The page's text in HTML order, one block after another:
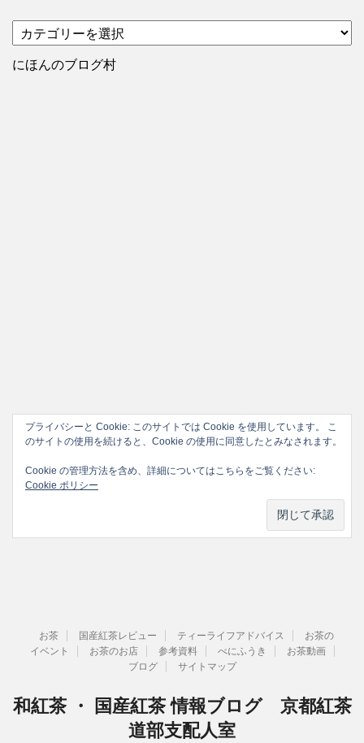
テ
ゴ
にほんのブログ村
プライバシーと Cookie: このサイトでは Cookie を使用しています。 こ
のサイトの使用を続けると、Cookie の使用に同意したとみなされます。
Cookie の管理方法を含め、詳細についてはこちらをご覧ください:
Cookie ポリシー
お茶 国産紅茶レビュー ティーライフアドバイス
お茶の
イベント
お茶のお店 参考資料 べにふうき
お茶動画
ブログ
サイトマップ
和紅茶 ・ 国産紅茶 情報ブログ 京都紅茶
道部支配人室